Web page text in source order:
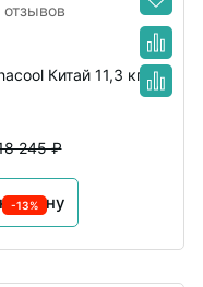
отзывов
Китай 11,3 кг
245 ₽
-13%